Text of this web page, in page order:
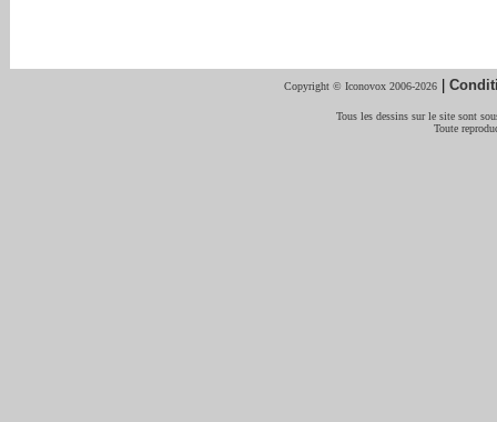
Copyright © Iconovox 2006-2026 |
Tous les dessins sur le site sont
Toute